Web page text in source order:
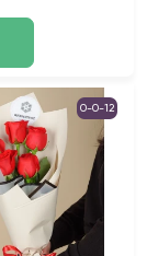
0-0-12